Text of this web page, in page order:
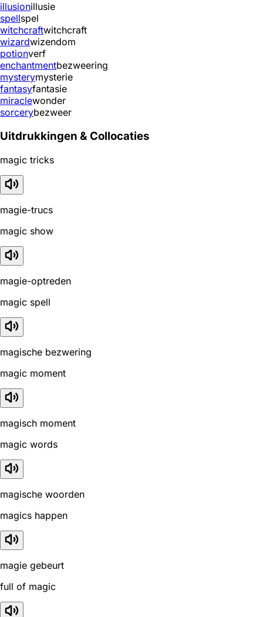
illusionillusie
spellspel
witchcraftwitchcraft
wizardwizendom
potionverf
enchantmentbezweering
mysterymysterie
fantasyfantasie
miraclewonder
sorcerybezweer
Uitdrukkingen & Collocaties
magic tricks
magie-trucs
magic show
magie-optreden
magic spell
magische bezwering
magic moment
magisch moment
magic words
magische woorden
magics happen
magie gebeurt
full of magic